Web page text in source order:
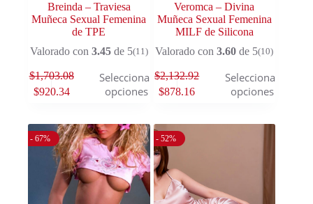
Breinda – Traviesa
Muñeca Sexual Femenina
de TPE
Valorado con 3.45de 5(11)
$1,703.08
$920.34
Seleccionar
opciones
Veromca – Divina
Muñeca Sexual Femenina
MILF de Silicona
Valorado con3.60 de 5(10)
$2,132.92
$878.16
Seleccionar
opciones
- 67% - 52%